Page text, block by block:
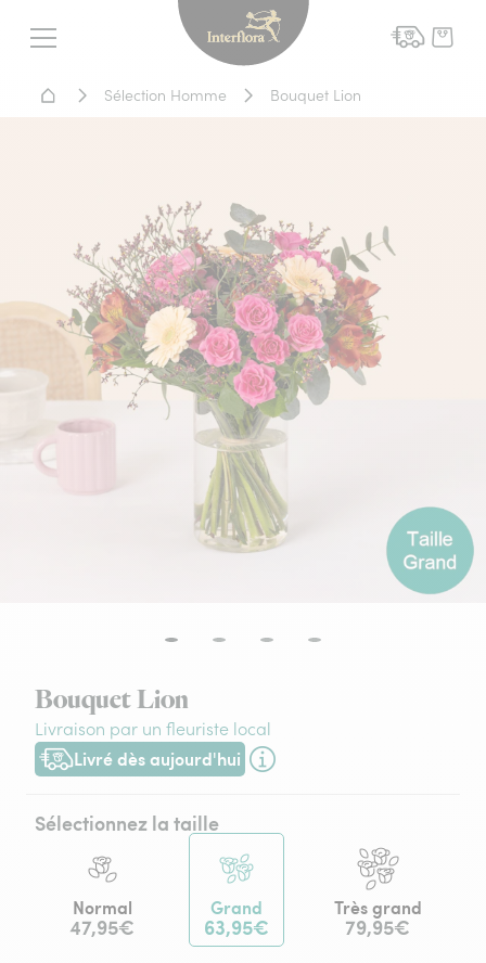
Menu
Interflora - livraison
Accueil - Livraison fleurs
Sélection Homme Bouquet Lion
Bouquet Lion
Livraison par un fleuriste local
Livré dès aujourd'hui
Livraison dès aujourd'hui (pour toute commande passée
Sélectionnez la taille
Normal
47,95€
Grand
63,95€
Très grand
79,95€